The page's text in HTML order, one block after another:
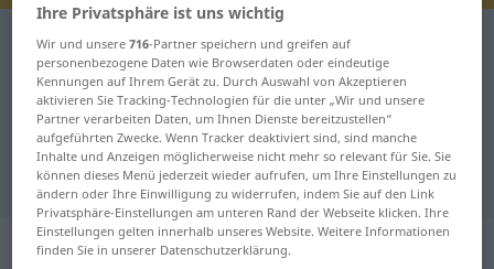
Isländisch-Deutsch Wörterbuch vonlaus
Isländisch-Deutsch Übersetzung
für "vonlaus"
"vonlaus" Deutsch Übersetzung
„vonlaus“
Ihre Privatsphäre ist uns wichtig
Wir und unsere716-Partner speichern und greifen auf
personenbezogene Daten wie Browserdaten oder eindeutige
Kennungen auf Ihrem Gerät zu. Durch Auswahl von Akzeptieren
aktivieren Sie Tracking-Technologien für die unter „Wir und unsere
Partner verarbeiten Daten, um Ihnen Dienste bereitzustellen“
aufgeführten Zwecke. Wenn Tracker deaktiviert sind, sind manche
Inhalte und Anzeigen möglicherweise nicht mehr so relevant für Sie. Sie
können dieses Menü jederzeit wieder aufrufen, um Ihre Einstellungen zu
ändern oder Ihre Einwilligung zu widerrufen, indem Sie auf den Link
Privatsphäre-Einstellungen am unteren Rand der Webseite klicken. Ihre
Einstellungen gelten innerhalb unseres Website. Weitere Informationen
finden Sie in unserer Datenschutzerklärung.